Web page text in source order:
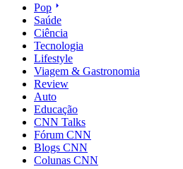
Pop
Saúde
Ciência
Tecnologia
Lifestyle
Viagem & Gastronomia
Review
Auto
Educação
CNN Talks
Fórum CNN
Blogs CNN
Colunas CNN